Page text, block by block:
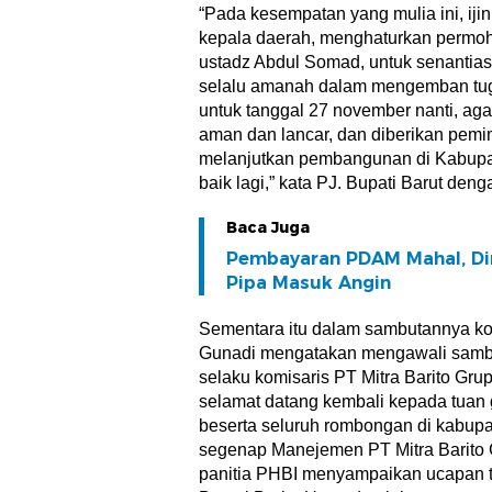
“Pada kesempatan yang mulia ini,
kepala daerah, menghaturkan
ustadz Abdul Somad, untuk
selalu amanah dalam mengemban
untuk tanggal 27 november nanti,
aman dan lancar, dan diberikan
melanjutkan pembangunan di
baik lagi,” kata PJ. Bupati Barut
Baca Juga
Pembayaran PDAM Mahal,
Pipa Masuk Angin
Sementara itu dalam sambutannya
Gunadi mengatakan mengawali
selaku komisaris PT Mitra Barito
selamat datang kembali kepada
beserta seluruh rombongan di
segenap Manejemen PT Mitra Barito
panitia PHBI menyampaikan ucapan